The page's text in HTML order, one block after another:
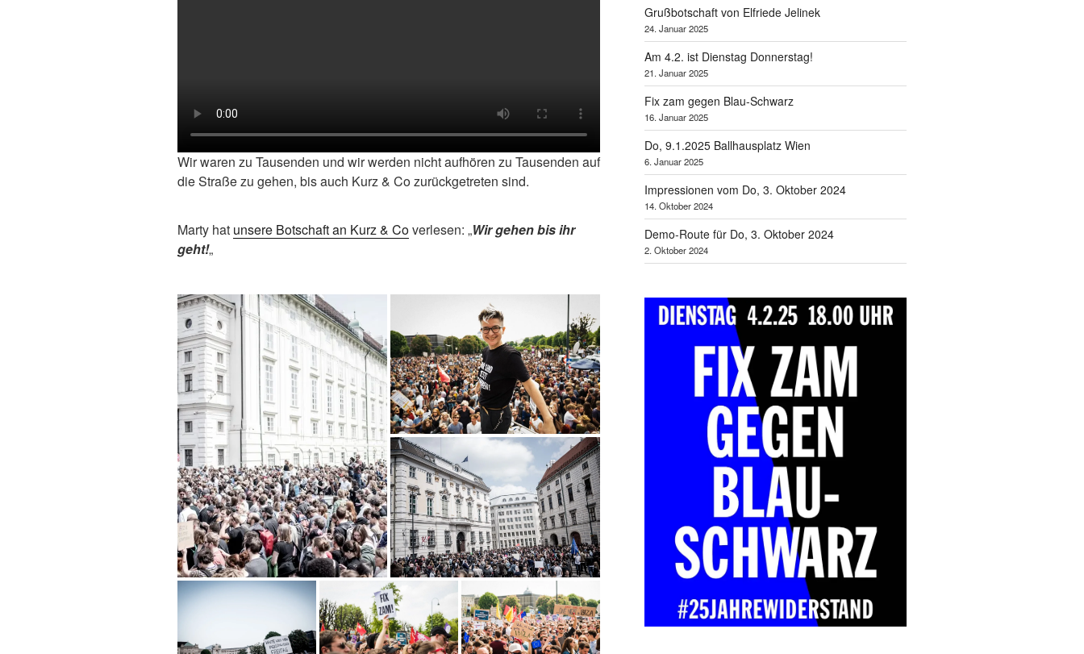
Wir waren zu Tausenden und wir werden nicht aufhören zu Tausenden auf
die Straße zu gehen, bis auch Kurz & Co zurückgetreten sind.
Marty hat unsere Botschaft an Kurz & Coverlesen: „Wir gehen bis ihr
geht!„
Grußbotschaft von Elfriede Jelinek
24. Januar 2025
Am 4.2. ist Dienstag Donnerstag!
21. Januar 2025
Fix zam gegen Blau-Schwarz
16. Januar 2025
Do, 9.1.2025 Ballhausplatz Wien
6. Januar 2025
Impressionen vom Do, 3. Oktober 2024
14. Oktober 2024
Demo-Route für Do, 3. Oktober 2024
2. Oktober 2024